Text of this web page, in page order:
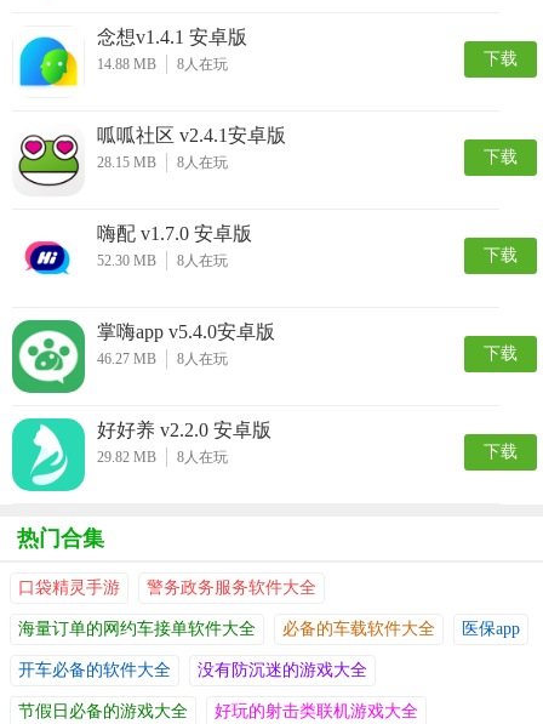
念想v1.4.1 安卓版
14.88 MB 8人在玩 下载
呱呱社区 v2.4.1安卓版
28.15 MB 8人在玩 下载
嗨配 v1.7.0 安卓版
52.30 MB 8人在玩 下载
掌嗨app v5.4.0安卓版
46.27 MB 8人在玩 下载
好好养 v2.2.0 安卓版
29.82 MB 8人在玩 下载
热门合集
口袋精灵手游 警务政务服务软件大全
海量订单的网约车接单软件大全 必备的车载软件大全 医保app
开车必备的软件大全 没有防沉迷的游戏大全
节假日必备的游戏大全 好玩的射击类联机游戏大全